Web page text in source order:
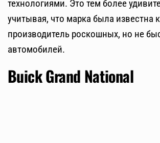
технологиями. Это тем более
учитывая, что марка была известна
производитель роскошных, но не
автомобилей.
Buick Grand National